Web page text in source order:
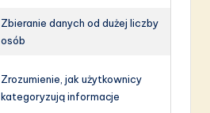
Zbieranie danych od dużej liczby
osób
Zrozumienie, jak użytkownicy
kategoryzują informacje